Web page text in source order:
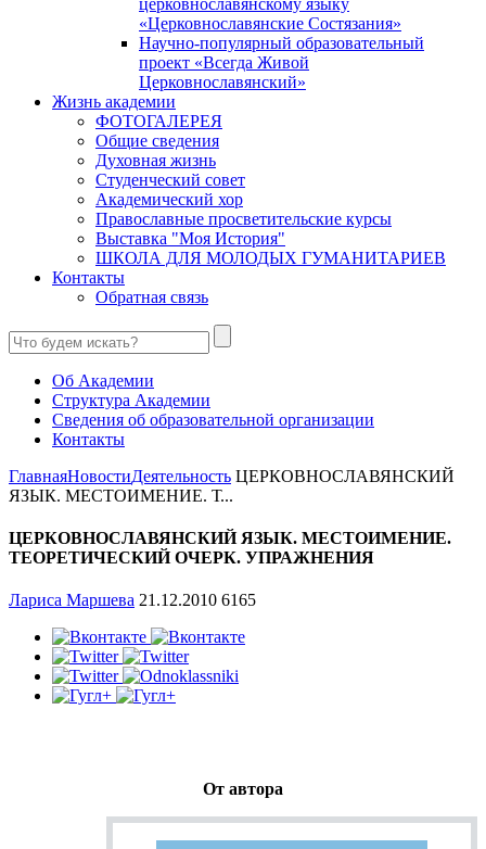
«Церковнославянские Состязания»
Научно-популярный образовательный
проект «Всегда Живой
Церковнославянский»
Жизнь академии
ФОТОГАЛЕРЕЯ
Общие сведения
Духовная жизнь
Студенческий совет
Академический хор
Православные просветительские курсы
Выставка "Моя История"
ШКОЛА ДЛЯ МОЛОДЫХ ГУМАНИТАРИЕВ
Контакты
Обратная связь
Об Академии
Структура Академии
Сведения об образовательной организации
Контакты
ГлавнаяНовостиДеятельность ЦЕРКОВНОСЛАВЯНСКИЙ
ЯЗЫК. МЕСТОИМЕНИЕ. Т...
ЦЕРКОВНОСЛАВЯНСКИЙ ЯЗЫК. МЕСТОИМЕНИЕ.
ТЕОРЕТИЧЕСКИЙ ОЧЕРК. УПРАЖНЕНИЯ
Лариса Маршева 21.12.2010 6165
От автора